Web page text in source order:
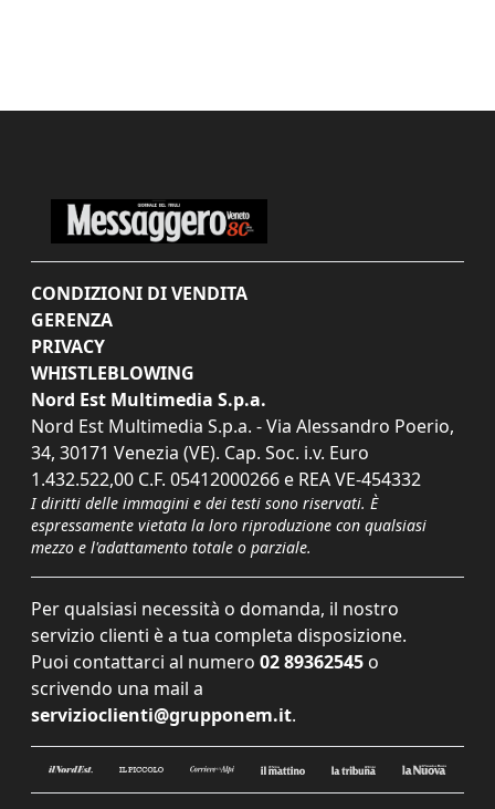
CONDIZIONI DI VENDITA
GERENZA
PRIVACY
WHISTLEBLOWING
Nord Est Multimedia S.p.a.
Nord Est Multimedia S.p.a. - Via Alessandro Poerio,
34, 30171 Venezia (VE). Cap. Soc. i.v. Euro
1.432.522,00 C.F. 05412000266 e REA VE-454332
I diritti delle immagini e dei testi sono riservati. È
espressamente vietata la loro riproduzione con qualsiasi
mezzo e l'adattamento totale o parziale.
Per qualsiasi necessità o domanda, il nostro
servizio clienti è a tua completa disposizione.
Puoi contattarci al numero 02 89362545 o
scrivendo una mail a
servizioclienti@grupponem.it.